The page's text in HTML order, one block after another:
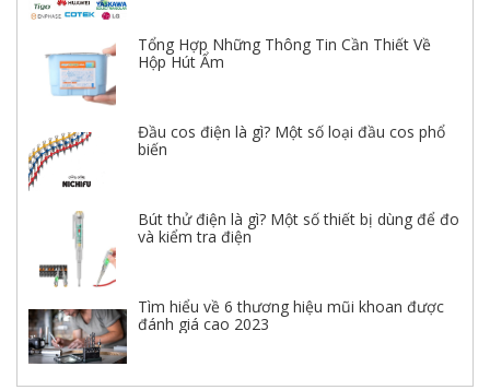
Tổng Hợp Những Thông Tin Cần Thiết Về
Hộp Hút Ẩm
Đầu cos điện là gì? Một số loại đầu cos phổ
biến
Bút thử điện là gì? Một số thiết bị dùng để đo
và kiểm tra điện
Tìm hiểu về 6 thương hiệu mũi khoan được
đánh giá cao 2023